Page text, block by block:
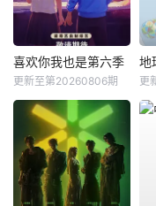
喜欢你我也是第六季
更新至第20260806期
地
更